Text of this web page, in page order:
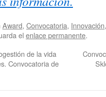
Award, Convocatoria, Innovación
el enlace permanente.
de la vida
Convocatoria de